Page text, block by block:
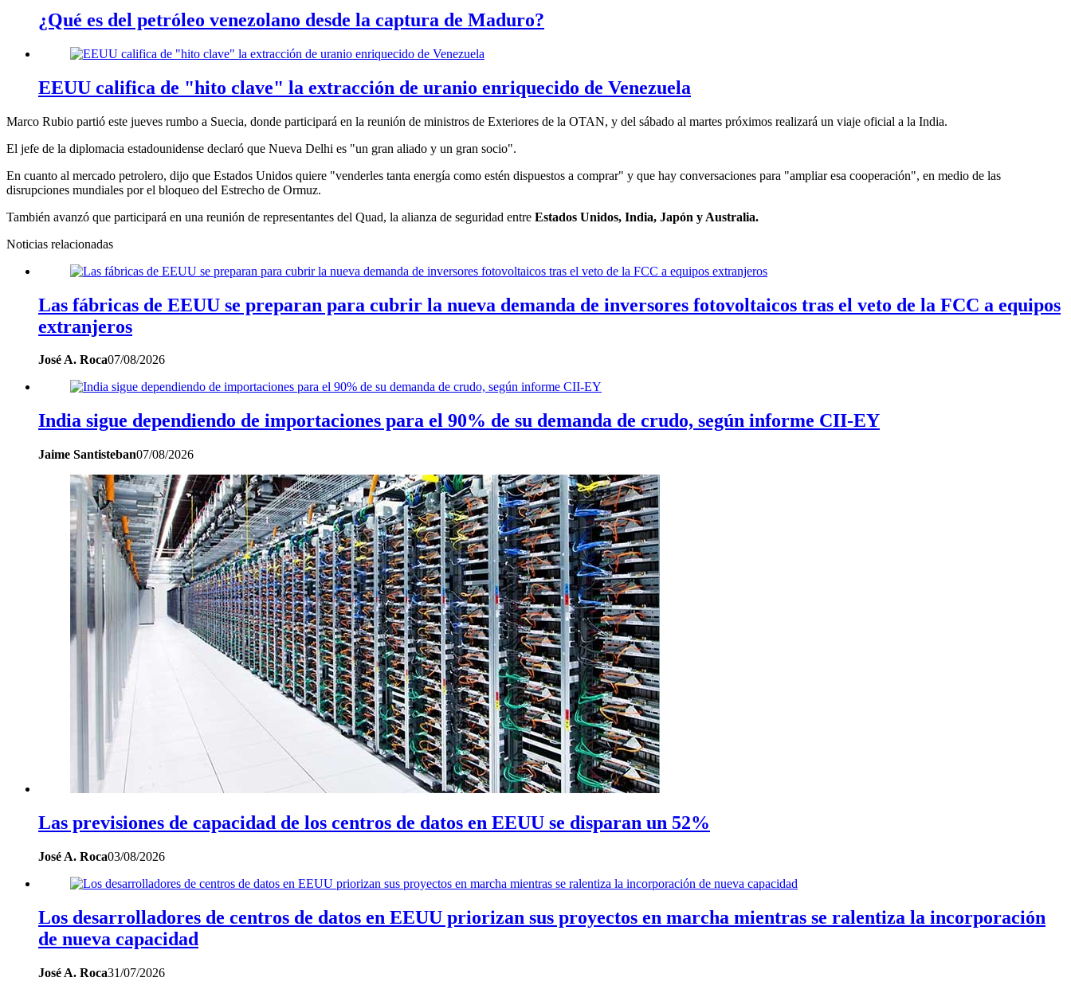
¿Qué es del petróleo venezolano desde la captura de Maduro?
EEUU califica de "hito clave" la extracción de uranio enriquecido de Venezuela
Marco Rubio partió este jueves rumbo a Suecia, donde participará en la reunión de ministros de Exteriores de la OTAN, y del sábado al martes próximos realizará un viaje oficial a la India.
El jefe de la diplomacia estadounidense declaró que Nueva Delhi es "un gran aliado y un gran socio".
En cuanto al mercado petrolero, dijo que Estados Unidos quiere "venderles tanta energía como estén dispuestos a comprar" y que hay conversaciones para "ampliar esa cooperación", en medio de las
disrupciones mundiales por el bloqueo del Estrecho de Ormuz.
También avanzó que participará en una reunión de representantes del Quad, la alianza de seguridad entre Estados Unidos, India, Japón y Australia.
Noticias relacionadas
Las fábricas de EEUU se preparan para cubrir la nueva demanda de inversores fotovoltaicos tras el veto de la FCC a equipos
extranjeros
José A. Roca07/08/2026
India sigue dependiendo de importaciones para el 90% de su demanda de crudo, según informe CII-EY
Jaime Santisteban07/08/2026
Las previsiones de capacidad de los centros de datos en EEUU se disparan un 52%
José A. Roca03/08/2026
Los desarrolladores de centros de datos en EEUU priorizan sus proyectos en marcha mientras se ralentiza la incorporación
de nueva capacidad
José A. Roca31/07/2026